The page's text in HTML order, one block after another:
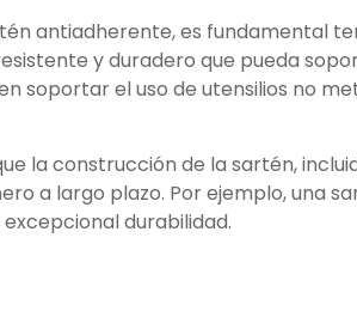
antiadherente, es fundamental
y duradero que pueda
soportar el uso de utensilios no
la construcción de la sartén,
a largo plazo. Por ejemplo, una
durabilidad.